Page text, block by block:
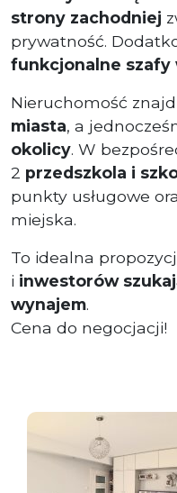
strony zachodniej
prywatność.
funkcjonalne szafy
Nieruchomość
miasta, a
okolicy. W
2 przedszkola i
punkty usługowe
miejska.
To idealna
i inwestorów
wynajem.
Cena do negocjacji!